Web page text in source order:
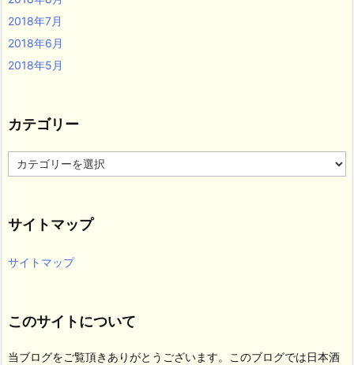
2018年7月
2018年6月
2018年5月
カテゴリー
テ
ー
サイトマップ
サイトマップ
このサイトについて
当ブログをご覧頂きありがとうございます。このブログでは日本酒